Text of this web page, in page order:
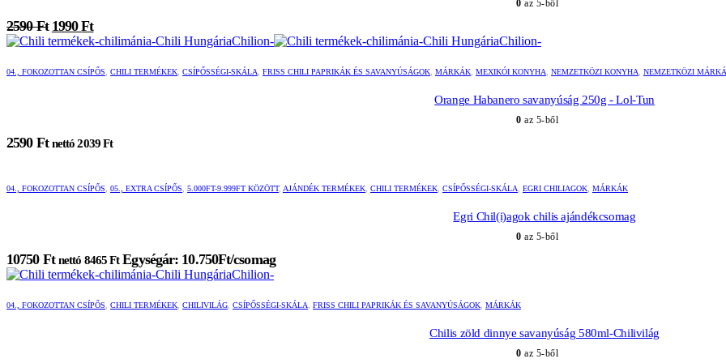
A
változatok
termékoldalon
A
változatok
termékoldalon
0 az 5-ből
2590Ft Original
price
2590 Ft.
1990FtCurrent
price
1990 Ft.
04., FOKOZOTTAN CSÍPŐS, CHILI TERMÉKEK, CSÍPŐSSÉGI-SKÁLA, FRISS CHILI PAPRIKÁK ÉS SAVANYÚSÁGOK, MÁRKÁK, MEXIKÓI KONYHA, NEMZETKÖZI KONYHA, NEMZETKÖZI
Orange Habanero savanyúság 250g - Lol-Tun
0 az 5-ből
2590 Ft nettó2039Ft
04., FOKOZOTTAN CSÍPŐS, 05., EXTRA CSÍPŐS, 5.000FT-9.999FT KÖZÖTT, AJÁNDÉK TERMÉKEK, CHILI TERMÉKEK, CSÍPŐSSÉGI-SKÁLA, EGRI CHILIAGOK, MÁRKÁK
Egri Chil(i)agok chilis ajándékcsomag
0 az 5-ből
10750 Ft nettó 8465Ft Egységár: 10.750Ft/csomag
04., FOKOZOTTAN CSÍPŐS, CHILI TERMÉKEK, CHILIVILÁG, CSÍPŐSSÉGI-SKÁLA, FRISS CHILI PAPRIKÁK ÉS SAVANYÚSÁGOK, MÁRKÁK
Chilis zöld dinnye savanyúság 580ml-Chilivilág
0 az 5-ből